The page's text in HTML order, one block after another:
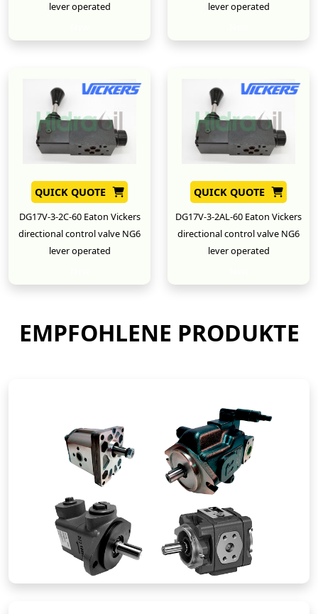
lever operated lever operated
QUICK QUOTE
DG17V-3-2C-60 Eaton Vickers
directional control valve NG6
lever operated
QUICK QUOTE
DG17V-3-2AL-60 Eaton Vickers
directional control valve NG6
lever operated
EMPFOHLENE PRODUKTE